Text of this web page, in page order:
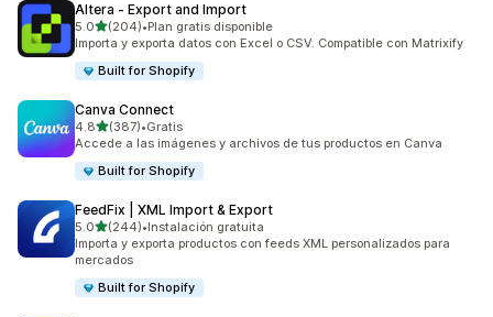
Altera ‑ Export and Import
5.0de 5 estrellas
(204)
204 reseñas en total
•Plan gratis disponible
Importa y exporta datos con Excel o CSV. Compatible con Matrixify
Built for Shopify
Canva Connect
4.8de 5 estrellas
(387)
387 reseñas en total
•Gratis
Accede a las imágenes y archivos de tus productos en Canva
Built for Shopify
FeedFix | XML Import & Export
5.0de 5 estrellas
(244)
244 reseñas en total
•Instalación gratuita
Importa y exporta productos con feeds XML personalizados para
mercados
Built for Shopify